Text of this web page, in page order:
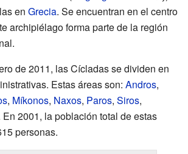
en Grecia. Se encuentran en el centro
archipiélago forma parte de la región
de 2011, las Cícladas se dividen en
Estas áreas son: Andros,
, Míkonos, Naxos, Paros, Siros,
En 2001, la población total de estas
personas.